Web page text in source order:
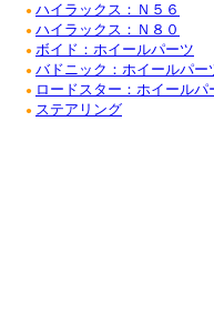
● ハイラックス：Ｎ５６
● ハイラックス：Ｎ８０
● ボイド：ホイールパーツ
● バドニック：ホイールパー
● ロードスター：ホイールパ
● ステアリング